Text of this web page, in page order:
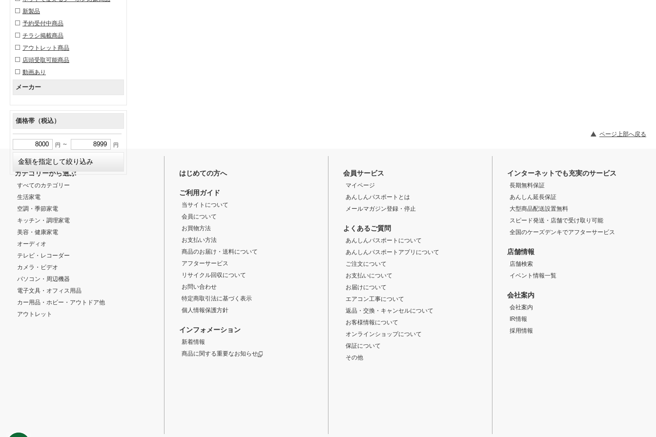
新製品
予約受付中商品
チラシ掲載商品
アウトレット商品
店頭受取可能商品
動画あり
メーカー
価格帯（税込）
円 ～ 円
ページ上部へ戻る
カテゴリーから選ぶ
すべてのカテゴリー
生活家電
空調・季節家電
キッチン・調理家電
美容・健康家電
オーディオ
テレビ・レコーダー
カメラ・ビデオ
パソコン・周辺機器
電子文具・オフィス用品
カー用品・ホビー・アウトドア他
アウトレット
はじめての方へ
ご利用ガイド
当サイトについて
会員について
お買物方法
お支払い方法
商品のお届け・送料について
アフターサービス
リサイクル回収について
お問い合わせ
特定商取引法に基づく表示
個人情報保護方針
インフォメーション
新着情報
商品に関する重要なお知らせ
会員サービス
マイページ
あんしんパスポートとは
メールマガジン登録・停止
よくあるご質問
あんしんパスポートについて
あんしんパスポートアプリについて
ご注文について
お支払いについて
お届けについて
エアコン工事について
返品・交換・キャンセルについて
お客様情報について
オンラインショップについて
保証について
その他
インターネットでも充実のサービス
長期無料保証
あんしん延長保証
大型商品配送設置無料
スピード発送・店舗で受け取り可能
全国のケーズデンキでアフターサービス
店舗情報
店舗検索
イベント情報一覧
会社案内
会社案内
IR情報
採用情報